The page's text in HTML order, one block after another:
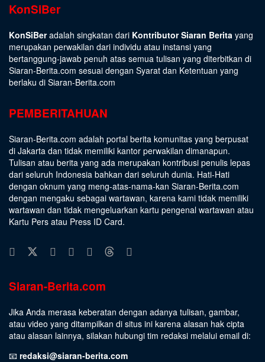
KonSiBer
KonSiBeradalah singkatan dari Kontributor Siaran Berita yang
merupakan perwakilan dari individu atau instansi yang
bertanggung-jawab penuh atas semua tulisan yang diterbitkan di
Siaran-Berita.com sesuai dengan Syarat dan Ketentuan yang
berlaku di Siaran-Berita.com
PEMBERITAHUAN
Siaran-Berita.com adalah portal berita komunitas yang berpusat
di Jakarta dan tidak memiliki kantor perwakilan dimanapun.
Tulisan atau berita yang ada merupakan kontribusi penulis lepas
dari seluruh Indonesia bahkan dari seluruh dunia. Hati-Hati
dengan oknum yang meng-atas-nama-kan Siaran-Berita.com
dengan mengaku sebagai wartawan, karena kami tidak memiliki
wartawan dan tidak mengeluarkan kartu pengenal wartawan atau
Kartu Pers atau Press ID Card.
Siaran-Berita.com
Jika Anda merasa keberatan dengan adanya tulisan, gambar,
atau video yang ditampilkan di situs ini karena alasan hak cipta
atau alasan lainnya, silakan hubungi tim redaksi melalui email di:
📧 redaksi@siaran-berita.com